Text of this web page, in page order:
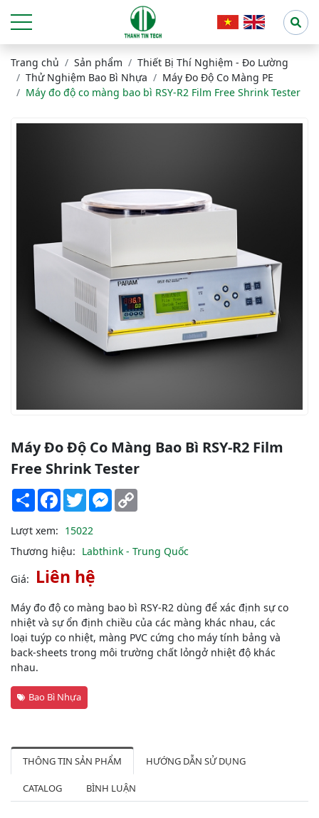
Trang chủ Sản phẩm
Thiết Bị Thí Nghiệm - Đo Lường
Thử Nghiệm Bao Bì Nhựa
Máy Đo Độ Co Màng PE
Máy đo độ co màng bao bì RSY-R2 Film Free Shrink Tester
Máy Đo Độ Co Màng Bao Bì RSY-R2 Film
Free Shrink Tester
Share Facebook
TwitterMessenger
Lượt xem: 15022
Thương hiệu: Labthink - Trung Quốc
Giá: Liên hệ
Máy đo độ co màng bao bì RSY-R2 dùng để xác định sự co
nhiệt và sự ổn định chiều của các màng khác nhau, các
loại tuýp co nhiệt, màng PVC cứng cho máy tính bảng và
back-sheets trong môi trường chất lỏngở nhiệt độ khác
nhau.
Bao Bì Nhựa
THÔNG TIN SẢN PHẨM HƯỚNG DẪN SỬ DỤNG
CATALOG BÌNH LUẬN